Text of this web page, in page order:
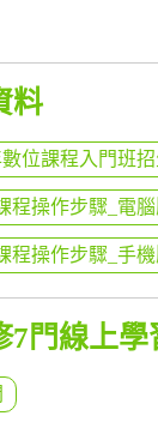
料
數位課程入門班
程操作步驟_電
程操作步驟_手
7門線上學